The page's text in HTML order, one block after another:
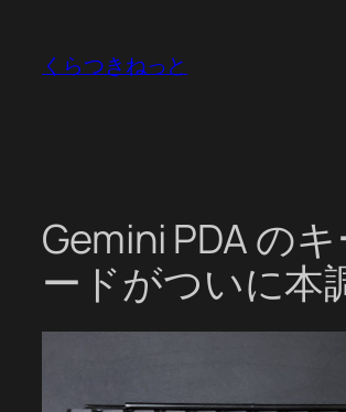
くらつきねっと
Gemini PDA の
ードがついに本